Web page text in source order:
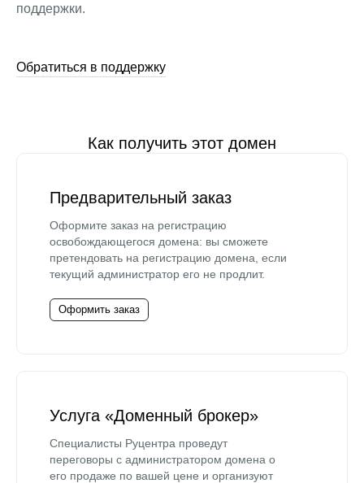
поддержки.
Обратиться в поддержку
Как получить этот домен
Предварительный заказ
Оформите заказ на регистрацию
освобождающегося домена: вы сможете
претендовать на регистрацию домена, если
текущий администратор его не продлит.
Оформить заказ
Услуга «Доменный брокер»
Специалисты Руцентра проведут
переговоры с администратором домена о
его продаже по вашей цене и организуют